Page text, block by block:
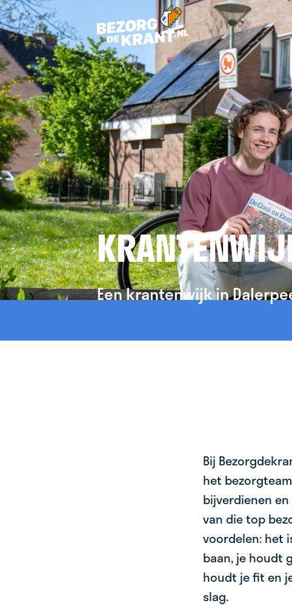
Een krantenwijk in
Bij
het
bijverdienen
van die top
voordelen: het
baan, je houdt
houdt je fit en
slag.